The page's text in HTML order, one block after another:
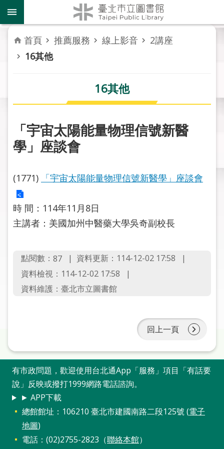
跳到主要內容區塊
到
館
資
訊
務
活
動
報
關
於
市
圖
線
申
請
答
加
入
市
圖
網
首頁 推薦服務 線上影音
2講座
16其他
16其他
「宇宙太陽能量物理信號新醫
學」座談會
(1771) 「宇宙太陽能量物理信號新醫學」座談會
時 間：114年11月8日
主講者：美國加州中醫藥大學吳奇副校長
點閱數： 87
資料更新：114-12-02 17:58
資料檢視：114-12-02 17:58
資料維護：臺北市立圖書館
回上一頁
有市政問題，歡迎使用台北通App「服務」項目「有話要
說」反映或撥打1999網路電話諮詢。
► APP下載
總館館址：106210 臺北市建國南路二段125號 (電子
地圖)
電話：(02)2755-2823（聯絡本館）